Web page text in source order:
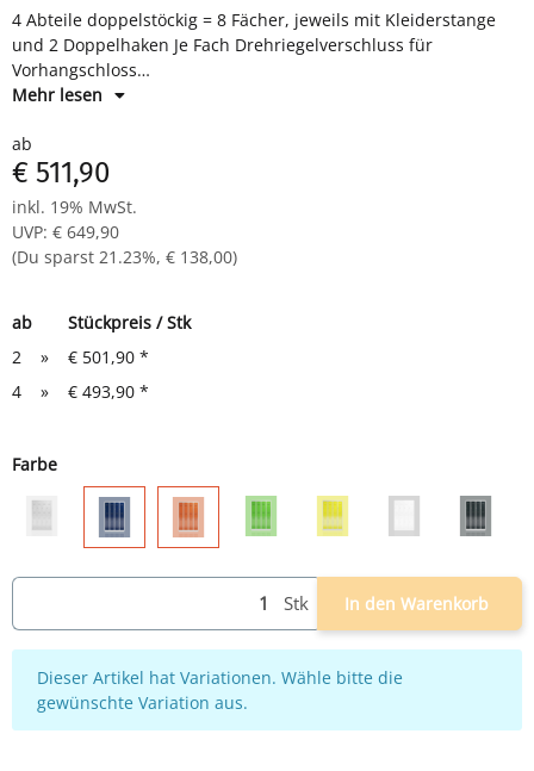
4 Abteile doppelstöckig = 8 Fächer, jeweils mit Kleiderstange
und 2 Doppelhaken Je Fach Drehriegelverschluss für
Vorhangschloss
Maße: H 1800 x B 1185 x T 500 mm
Mehr lesen
ab
€ 511,90
inkl. 19% MwSt.
UVP: € 649,90
(Du sparst 21.23%, € 138,00)
ab
Stückpreis / Stk
2
» € 501,90 *
4
» € 493,90 *
Farbe
Stk In den Warenkorb
x
Dieser Artikel hat Variationen. Wähle bitte die
gewünschte Variation aus.